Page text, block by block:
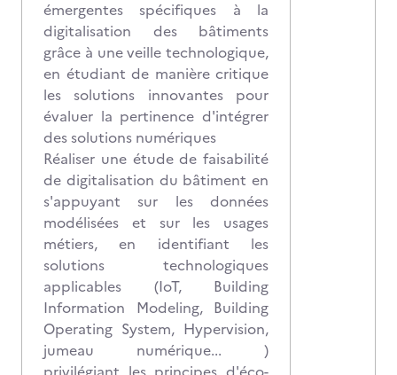
émergentes spécifiques à la
digitalisation des bâtiments
grâce à une veille technologique,
en étudiant de manière critique
les solutions innovantes pour
évaluer la pertinence d'intégrer
des solutions numériques
Réaliser une étude de faisabilité
de digitalisation du bâtiment en
s'appuyant sur les données
modélisées et sur les usages
métiers, en identifiant les
solutions technologiques
applicables (IoT, Building
Information Modeling, Building
Operating System, Hypervision,
jumeau numérique... )